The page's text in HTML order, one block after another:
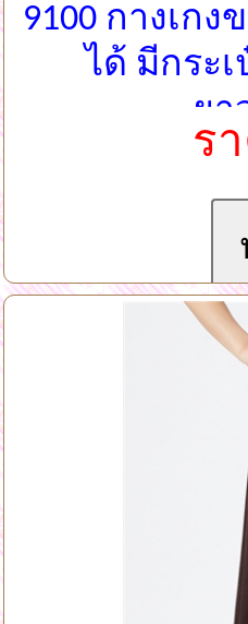
9100 กางเก
ได้ มีกระ
ยา
ร